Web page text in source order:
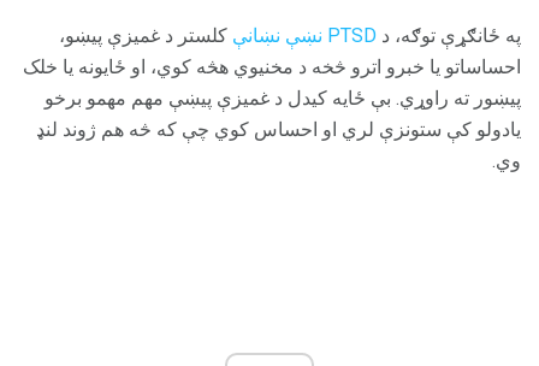
په ځانګړې توګه، د PTSD نښې نښانې
کلستر د غمیزې پیښو،
احساساتو یا خبرو اترو څخه د مخنیوي هڅه کوي، او ځایونه یا خلک
پیښور ته راوړي. بې ځایه کیدل د غمیزې پیښې مهم مهمو برخو
یادولو کې ستونزې لري او احساس کوي چې که څه هم ژوند لنډ
وي.